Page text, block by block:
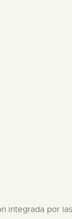
integrada por